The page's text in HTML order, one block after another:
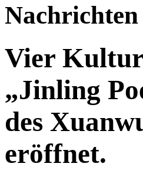
Nachrichten
Vier
„Jinling
des
eröffnet.